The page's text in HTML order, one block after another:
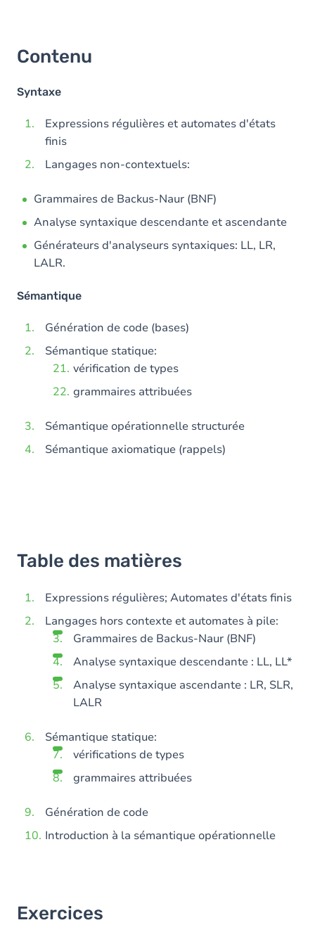
Contenu
Syntaxe
Expressions régulières et automates d'états
finis
Langages non-contextuels:
Grammaires de Backus-Naur (BNF)
Analyse syntaxique descendante et ascendante
Générateurs d'analyseurs syntaxiques: LL, LR,
LALR.
Sémantique
Génération de code (bases)
Sémantique statique:
vérification de types
grammaires attribuées
Sémantique opérationnelle structurée
Sémantique axiomatique (rappels)
Table des matières
Expressions régulières; Automates d'états finis
Langages hors contexte et automates à pile:
Grammaires de Backus-Naur (BNF)
Analyse syntaxique descendante : LL, LL*
Analyse syntaxique ascendante : LR, SLR,
LALR
Sémantique statique:
vérifications de types
grammaires attribuées
Génération de code
Introduction à la sémantique opérationnelle
Exercices